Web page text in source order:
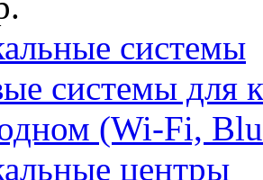
системы
системы для
(Wi-Fi,
центры